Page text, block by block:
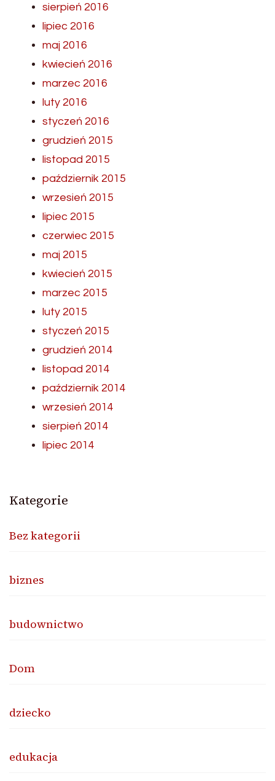
sierpień 2016
lipiec 2016
maj 2016
kwiecień 2016
marzec 2016
luty 2016
styczeń 2016
grudzień 2015
listopad 2015
październik 2015
wrzesień 2015
lipiec 2015
czerwiec 2015
maj 2015
kwiecień 2015
marzec 2015
luty 2015
styczeń 2015
grudzień 2014
listopad 2014
październik 2014
wrzesień 2014
sierpień 2014
lipiec 2014
Kategorie
Bez kategorii
biznes
budownictwo
Dom
dziecko
edukacja